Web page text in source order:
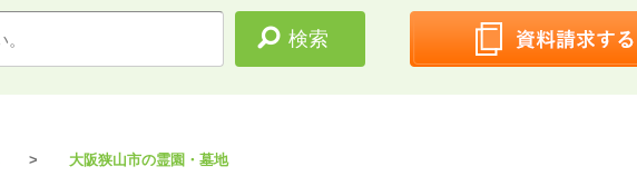
大阪狭山市の霊園・墓地